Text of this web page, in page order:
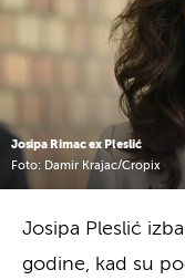
Josipa Rimac ex Pleslić
Foto: Damir Krajac/Cropix
Josipa Pleslić
godine, kad su